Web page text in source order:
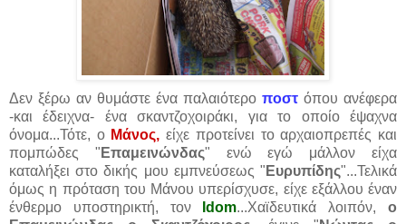
Δεν ξέρω αν θυμάστε ένα παλαιότερο ποστ όπου ανέφερα
-και έδειχνα- ένα σκαντζοχοιράκι, για το οποίο έψαχνα
όνομα...Τότε, ο Μάνος, είχε προτείνει το αρχαιοπρεπές και
πομπώδες " Επαμεινώνδας" ενώ εγώ μάλλον είχα
καταλήξει στο δικής μου εμπνεύσεως " Ευρυπίδης"...Τελικά
όμως η πρόταση του Μάνου υπερίσχυσε, είχε εξάλλου έναν
ένθερμο υποστηρικτή, τον
Idom...Χαϊδευτικά λοιπόν,ο